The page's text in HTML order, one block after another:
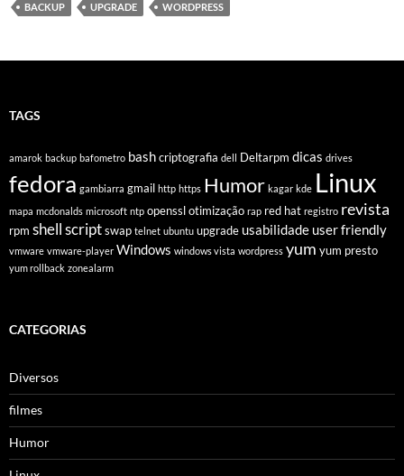
BACKUP UPGRADE WORDPRESS
TAGS
amarok backup bafometro bashcriptografia dell Deltarpm dicas drives
fedora gambiarra gmail http https Humor kagar kde Linux
mapa mcdonalds microsoft ntp opensslotimização rap red hat registro revista
rpm shell scriptswap telnet ubuntu upgrade usabilidade user friendly
vmware vmware-player Windows windows vista wordpress yum yum presto
yum rollback zonealarm
CATEGORIAS
Diversos
filmes
Humor